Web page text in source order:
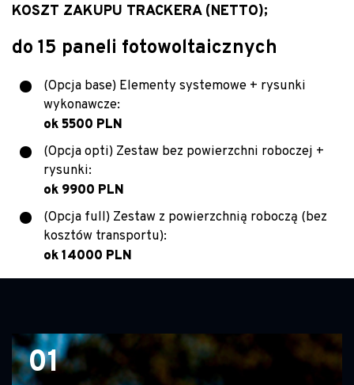
KOSZT ZAKUPU TRACKERA (NETTO);
do 15 paneli fotowoltaicznych
(Opcja base) Elementy systemowe + rysunki
wykonawcze:
ok 5500 PLN
(Opcja opti) Zestaw bez powierzchni roboczej +
rysunki:
ok 9900 PLN
(Opcja full) Zestaw z powierzchnią roboczą (bez
kosztów transportu):
ok 14000 PLN
01